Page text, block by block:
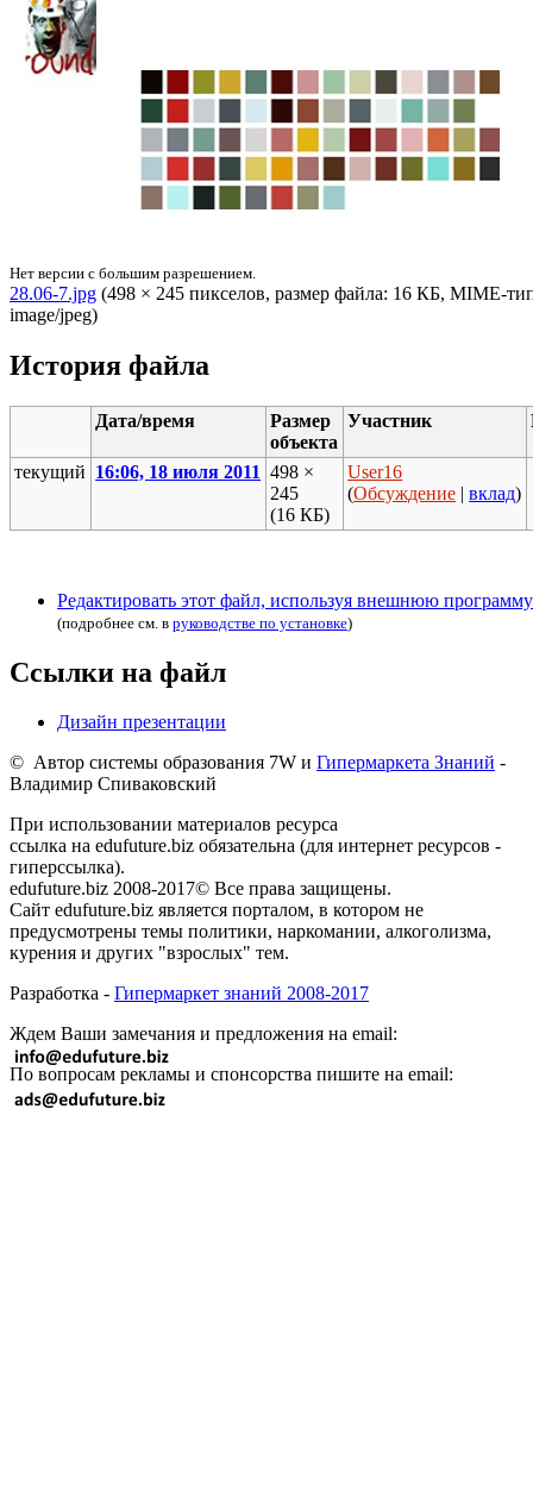
Нет версии с большим разрешением.
28.06-7.jpg (498 × 245 пикселов, размер файла: 16 КБ, MIME-
image/jpeg)
История файла
Дата/время
Размер
объекта
Участник
текущий 16:06, 18 июля 2011 498 ×
245
(16 КБ)
User16
(Обсуждение |вклад)
Редактировать этот файл, используя внешнюю программу
(подробнее см. в руководстве по установке)
Ссылки на файл
Дизайн презентации
© Автор системы образования 7W и Гипермаркета Знаний -
Владимир Спиваковский
При использовании материалов ресурса
ссылка на edufuture.biz обязательна (для интернет ресурсов -
гиперссылка).
edufuture.biz 2008-2017© Все права защищены.
Сайт edufuture.biz является порталом, в котором не
предусмотрены темы политики, наркомании, алкоголизма,
курения и других "взрослых" тем.
Разработка - Гипермаркет знаний 2008-2017
Ждем Ваши замечания и предложения на email:
По вопросам рекламы и спонсорства пишите на email: